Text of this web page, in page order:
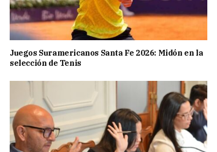
Juegos Suramericanos Santa Fe 2026: Midón en la
selección de Tenis